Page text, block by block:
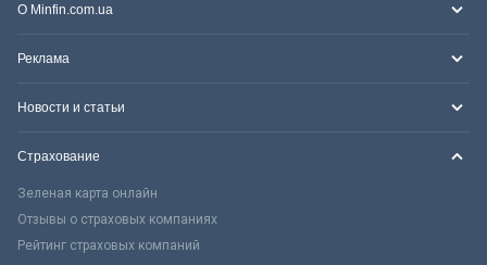
О Minfin.com.ua
Реклама
Новости и статьи
Страхование
Зеленая карта онлайн
Отзывы о страховых компаниях
Рейтинг страховых компаний